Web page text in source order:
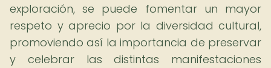
exploración, se puede fomentar un mayor
respeto y aprecio por la diversidad cultural,
promoviendo así la importancia de preservar
y celebrar las distintas manifestaciones